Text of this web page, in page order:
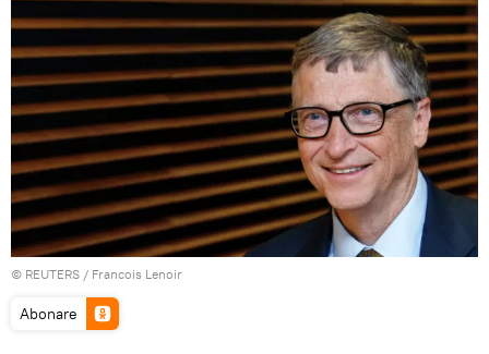
© REUTERS / Francois Lenoir
Abonare